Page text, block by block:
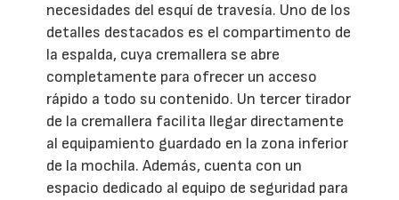
necesidades del esquí de travesía. Uno de los
detalles destacados es el compartimento de
la espalda, cuya cremallera se abre
completamente para ofrecer un acceso
rápido a todo su contenido. Un tercer tirador
de la cremallera facilita llegar directamente
al equipamiento guardado en la zona inferior
de la mochila. Además, cuenta con un
espacio dedicado al equipo de seguridad para